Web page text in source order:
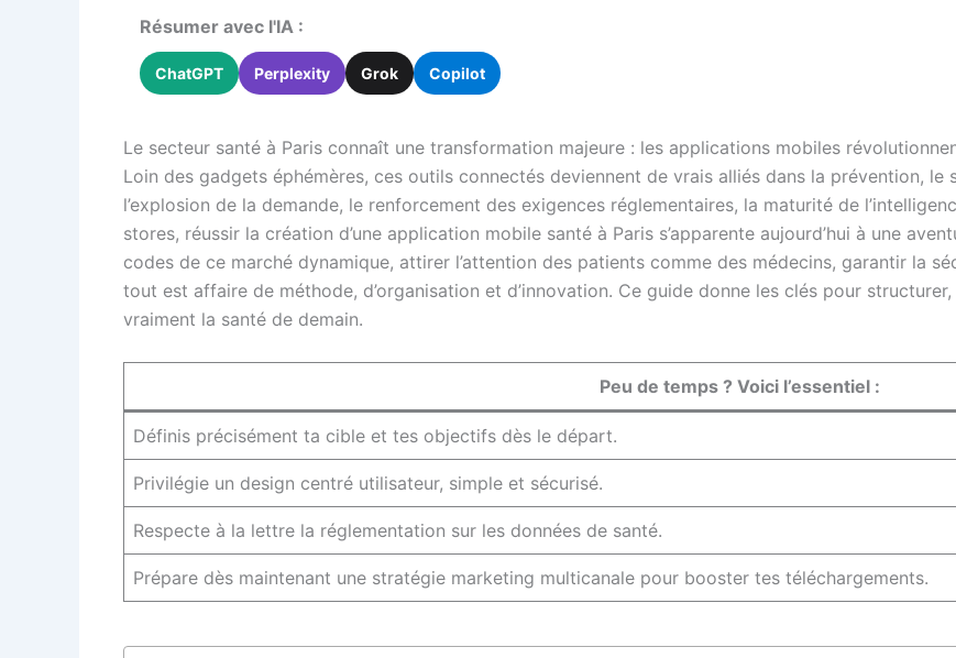
Résumer avec l'IA :
ChatGPT Perplexity Grok Copilot
Le secteur santé à Paris connaît une transformation majeure : les applications mobiles
Loin des gadgets éphémères, ces outils connectés deviennent de vrais alliés dans la prévention,
l’explosion de la demande, le renforcement des exigences réglementaires, la maturité de
stores, réussir la création d’une application mobile santé à Paris s’apparente aujourd’hui à une
codes de ce marché dynamique, attirer l’attention des patients comme des médecins, garantir la
tout est affaire de méthode, d’organisation et d’innovation. Ce guide donne les clés pour
vraiment la santé de demain.
Peu de temps ? Voici l’essentiel :
Définis précisément ta cible et tes objectifs dès le départ.
Privilégie un design centré utilisateur, simple et sécurisé.
Respecte à la lettre la réglementation sur les données de santé.
Prépare dès maintenant une stratégie marketing multicanale pour booster tes téléchargements.